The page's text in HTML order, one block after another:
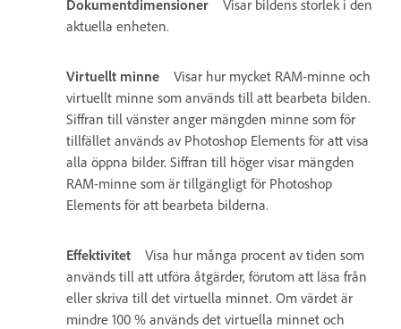
Dokumentdimensioner
Visar bildens storlek i den
aktuella enheten.
Virtuellt minne
Visar hur mycket RAM-minne och
virtuellt minne som används till att bearbeta bilden.
Siffran till vänster anger mängden minne som för
tillfället används av Photoshop Elements för att visa
alla öppna bilder. Siffran till höger visar mängden
RAM-minne som är tillgängligt för Photoshop
Elements för att bearbeta bilderna.
Effektivitet
Visa hur många procent av tiden som
används till att utföra åtgärder, förutom att läsa från
eller skriva till det virtuella minnet. Om värdet är
mindre 100 % används det virtuella minnet och